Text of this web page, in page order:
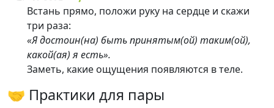
Встань прямо, положи руку на сердце и скажи
три раза:
«Я достоин(на) быть принятым(ой) таким(ой),
какой(ая) я есть».
Заметь, какие ощущения появляются в теле.
🤝 Практики для пары